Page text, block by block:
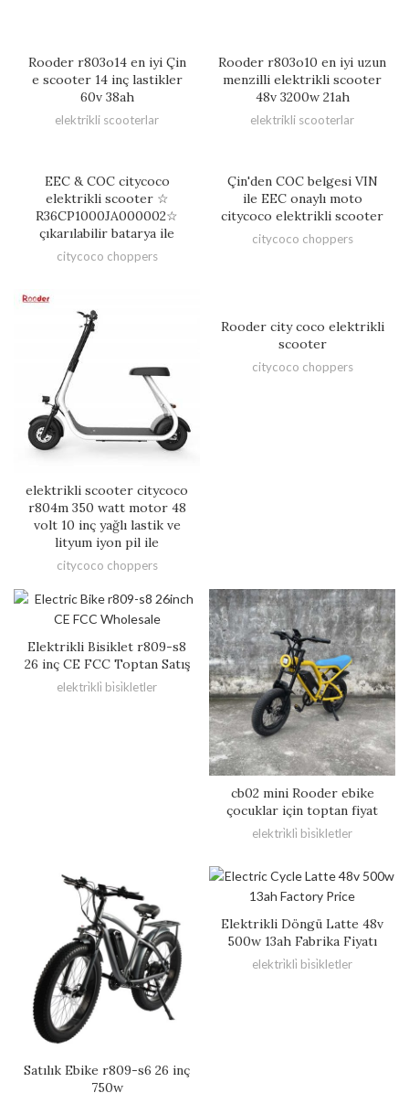
Rooder r803o14 en iyi Çin
e scooter 14 inç lastikler
60v 38ah
elektrikli scooterlar
Rooder r803o10 en iyi uzun
menzilli elektrikli scooter
48v 3200w 21ah
elektrikli scooterlar
EEC & COC citycoco
elektrikli scooter ☆
R36CP1000JA000002☆
çıkarılabilir batarya ile
citycoco choppers
Çin'den COC belgesi VIN
ile EEC onaylı moto
citycoco elektrikli scooter
citycoco choppers
elektrikli scooter citycoco
r804m 350 watt motor 48
volt 10 inç yağlı lastik ve
lityum iyon pil ile
citycoco choppers
Rooder city coco elektrikli
scooter
citycoco choppers
Elektrikli Bisiklet r809-s8
26 inç CE FCC Toptan Satış
elektri̇kli̇ bi̇si̇kletler
cb02 mini Rooder ebike
çocuklar için toptan fiyat
elektri̇kli̇ bi̇si̇kletler
Satılık Ebike r809-s6 26 inç
750w
Elektrikli Döngü Latte 48v
500w 13ah Fabrika Fiyatı
elektri̇kli̇ bi̇si̇kletler